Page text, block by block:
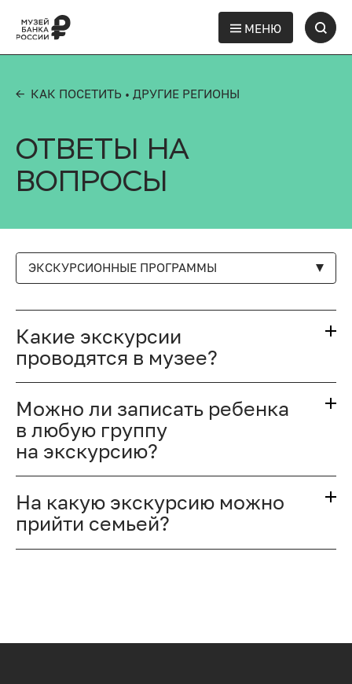
МЕНЮ
← КАК ПОСЕТИТЬ • ДРУГИЕ РЕГИОНЫ
ОТВЕТЫ НА
ВОПРОСЫ
ЭКСКУРСИОННЫЕ ПРОГРАММЫ
Какие экскурсии
проводятся в музее?
Можно ли записать ребенка
в любую группу
на экскурсию?
На какую экскурсию можно
прийти семьей?